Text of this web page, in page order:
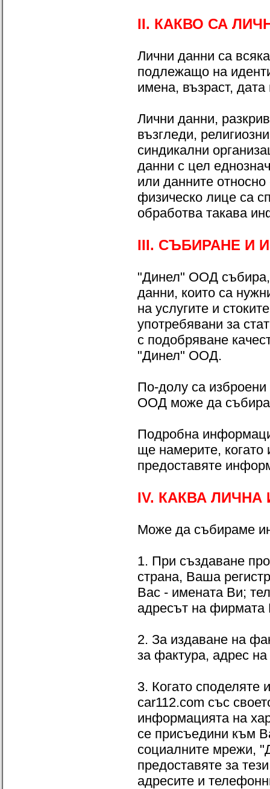
II. КАКВО СА
Лични данни са
подлежащо на
имена, възраст,
Лични данни,
възгледи,
синдикални
данни с цел
или данните
физическо лице са
обработва такава
III. СЪБИРАНЕ И
"Динел" ООД събира,
данни, които са
на услугите и
употребявани за
с подобряване
"Динел" ООД.
По-долу са
ООД може да събира,
Подробна
ще намерите, когато
предоставяте
IV. КАКВА
Може да събираме
1. При създаване
страна, Ваша
Вас - имената Ви;
адресът на
2. За издаване на
за фактура, адрес
3. Когато
car112.com със
информацията на
се присъедини към
социалните мрежи,
предоставяте за
адресите и